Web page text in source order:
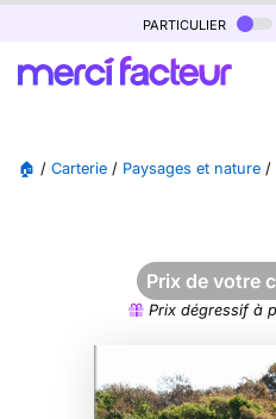
particulier
🏠 / Carterie / Paysages et nature /
Prix de votre
Prix dégressif à